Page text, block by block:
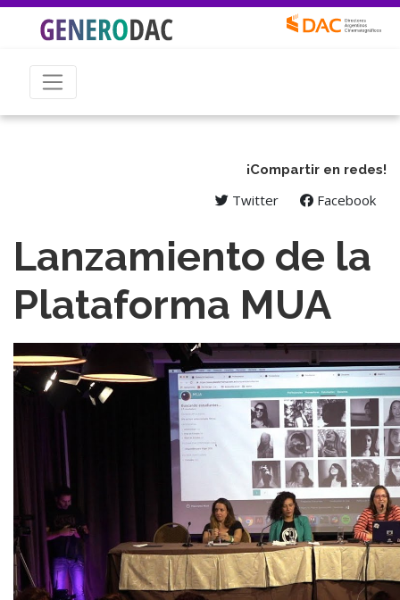
¡Compartir en redes!
Twitter Facebook
Lanzamiento de la
Plataforma MUA